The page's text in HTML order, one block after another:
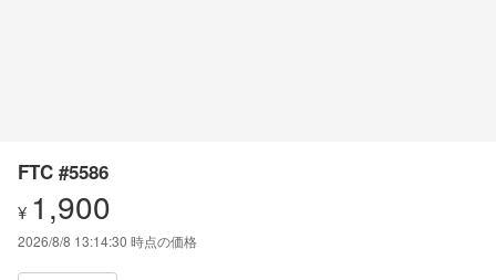
FTC #5586
¥ 1,900
2026/8/8 13:14:30 時点の価格